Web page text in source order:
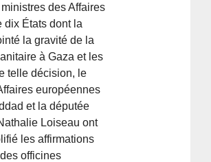
des Affaires
dix États dont la
la gravité de la
à Gaza et les
telle décision, le
européennes
et la députée
Loiseau ont
les affirmations
officines